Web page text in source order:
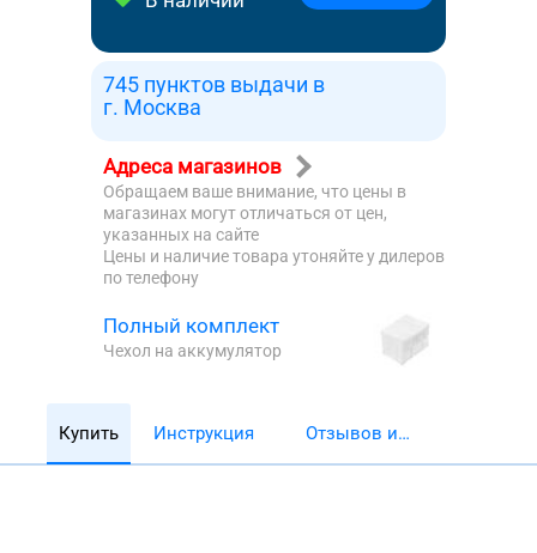
745 пунктов выдачи в
г. Москва
Адреса магазинов
Обращаем ваше внимание, что цены в
магазинах могут отличаться от цен,
указанных на сайте
Цены и наличие товара утоняйте у дилеров
по телефону
Полный комплект
Чехол на аккумулятор
Купить Инструкция
Отзывов и